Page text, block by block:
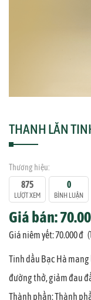
THANH LĂN
Thương hiệu:
875
LƯỢT XEM
0
BÌNH LUẬN
Giá bán:
Giá niêm yết: 70.000 đ
Tinh dầu Bạc Hà
đường thở, giảm đau
Thành phần: Thành